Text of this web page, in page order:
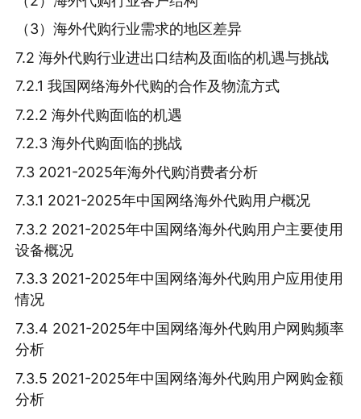
（3）海外代购行业需求的地区差异
7.2 海外代购行业进出口结构及面临的机遇与挑战
7.2.1 我国网络海外代购的合作及物流方式
7.2.2 海外代购面临的机遇
7.2.3 海外代购面临的挑战
7.3 2021-2025年海外代购消费者分析
7.3.1 2021-2025年中国网络海外代购用户概况
7.3.2 2021-2025年中国网络海外代购用户主要使用
设备概况
7.3.3 2021-2025年中国网络海外代购用户应用使用
情况
7.3.4 2021-2025年中国网络海外代购用户网购频率
分析
7.3.5 2021-2025年中国网络海外代购用户网购金额
分析